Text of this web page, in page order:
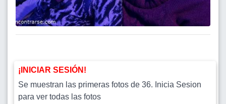
¡INICIAR SESIÓN!
Se muestran las primeras fotos de 36. Inicia Sesion
para ver todas las fotos